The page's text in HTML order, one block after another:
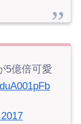
5億倍可愛